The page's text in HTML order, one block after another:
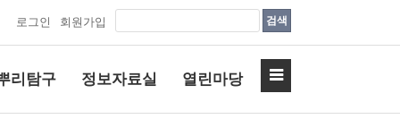
로그인 회원가입 검색
리탐구 정보자료실 열린마당